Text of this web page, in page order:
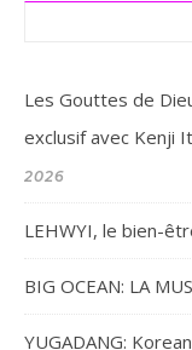
Les Gouttes de
exclusif avec Kenji
2026
LEHWYI, le bien-
BIG OCEAN: LA
YUGADANG: